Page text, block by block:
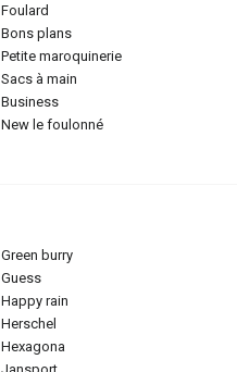
foulard
bons plans
petite maroquinerie
sacs à main
business
new le foulonné
green burry
guess
happy rain
herschel
hexagona
jansport